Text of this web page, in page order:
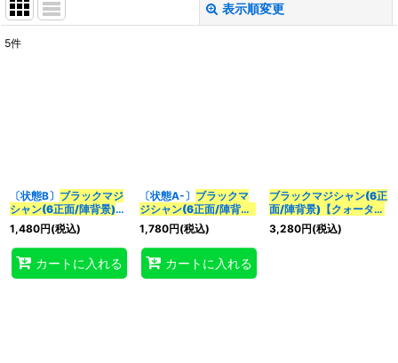
表示順変更
カテゴリ:
特集:
5件
〔状態B〕 ブラックマジ
シャン(6正面/陣背景)
【クォーターセンチュリ
ーシークレット】
{QCAC-JP018}《モン
スター》
1,480円(税込)
カートに入れる
〔状態A-〕 ブラックマ
ジシャン(6正面/陣背景)
【クォーターセンチュリ
ーシークレット】
{QCAC-JP018}《モン
スター》
1,780円(税込)
カートに入れる
ブラックマジシャン(6正
面/陣背景)【クォーター
センチュリーシークレッ
ト】{QCAC-JP018}
3,280円(税込)